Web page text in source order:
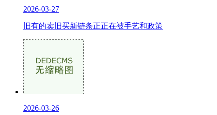
2026-03-27
旧有的卖旧买新链条正正在被手艺和政策
2026-03-26